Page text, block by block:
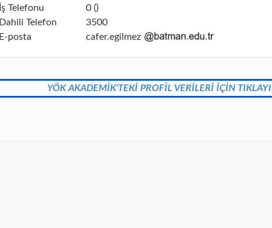
İş Telefonu
0 ()
Dahili Telefon
3500
E-posta
cafer.egilmez
YÖK AKADEMİK'TEKİ PROFİL VERİLERİ İÇİN